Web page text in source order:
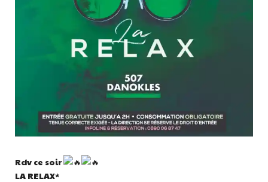
Rdv ce soir
LA RELAX*